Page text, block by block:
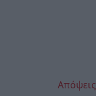
Απόψεις